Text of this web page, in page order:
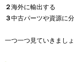
２海外に輸出する
３中古パーツや資源に
一つ一つ見ていきましょ